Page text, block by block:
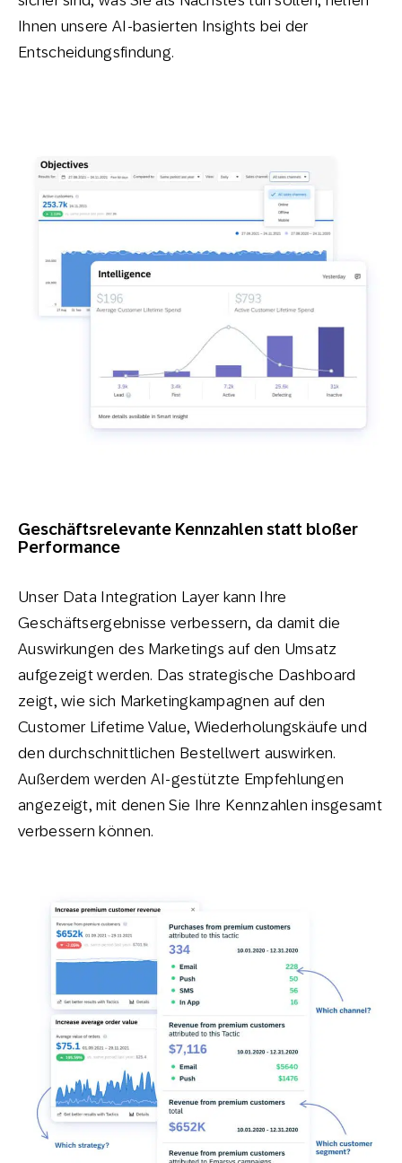
Ihnen unsere AI-basierten Insights bei der
Entscheidungsfindung.
Geschäftsrelevante Kennzahlen statt bloßer
Performance
Unser Data Integration Layer kann Ihre
Geschäftsergebnisse verbessern, da damit die
Auswirkungen des Marketings auf den Umsatz
aufgezeigt werden. Das strategische Dashboard
zeigt, wie sich Marketingkampagnen auf den
Customer Lifetime Value, Wiederholungskäufe und
den durchschnittlichen Bestellwert auswirken.
Außerdem werden AI-gestützte Empfehlungen
angezeigt, mit denen Sie Ihre Kennzahlen insgesamt
verbessern können.